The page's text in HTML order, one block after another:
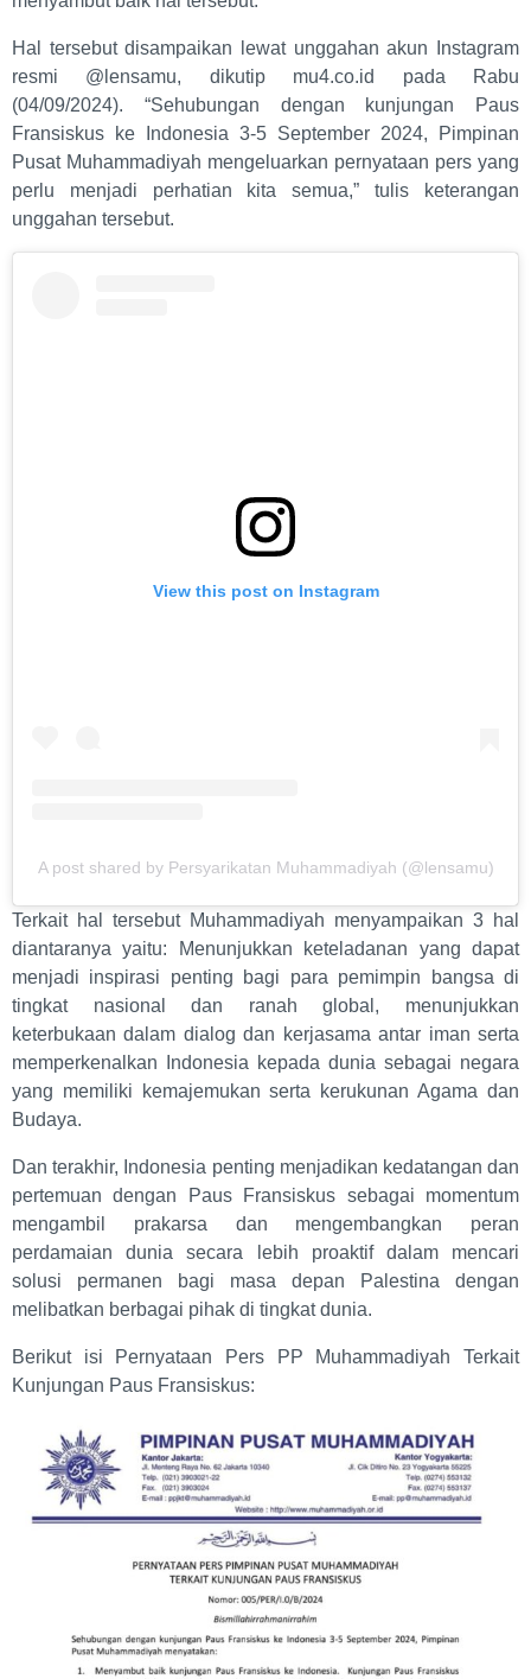
Hal tersebut disampaikan lewat unggahan akun Instagram
resmi @lensamu, dikutip mu4.co.id pada Rabu
(04/09/2024). “Sehubungan dengan kunjungan Paus
Fransiskus ke Indonesia 3-5 September 2024, Pimpinan
Pusat Muhammadiyah mengeluarkan pernyataan pers yang
perlu menjadi perhatian kita semua,” tulis keterangan
unggahan tersebut.
View this post on Instagram
A post shared by Persyarikatan Muhammadiyah (@lensamu)
Terkait hal tersebut Muhammadiyah menyampaikan 3 hal
diantaranya yaitu: Menunjukkan keteladanan yang dapat
menjadi inspirasi penting bagi para pemimpin bangsa di
tingkat nasional dan ranah global, menunjukkan
keterbukaan dalam dialog dan kerjasama antar iman serta
memperkenalkan Indonesia kepada dunia sebagai negara
yang memiliki kemajemukan serta kerukunan Agama dan
Budaya.
Dan terakhir, Indonesia penting menjadikan kedatangan dan
pertemuan dengan Paus Fransiskus sebagai momentum
mengambil prakarsa dan mengembangkan peran
perdamaian dunia secara lebih proaktif dalam mencari
solusi permanen bagi masa depan Palestina dengan
melibatkan berbagai pihak di tingkat dunia.
Berikut isi Pernyataan Pers PP Muhammadiyah Terkait
Kunjungan Paus Fransiskus: